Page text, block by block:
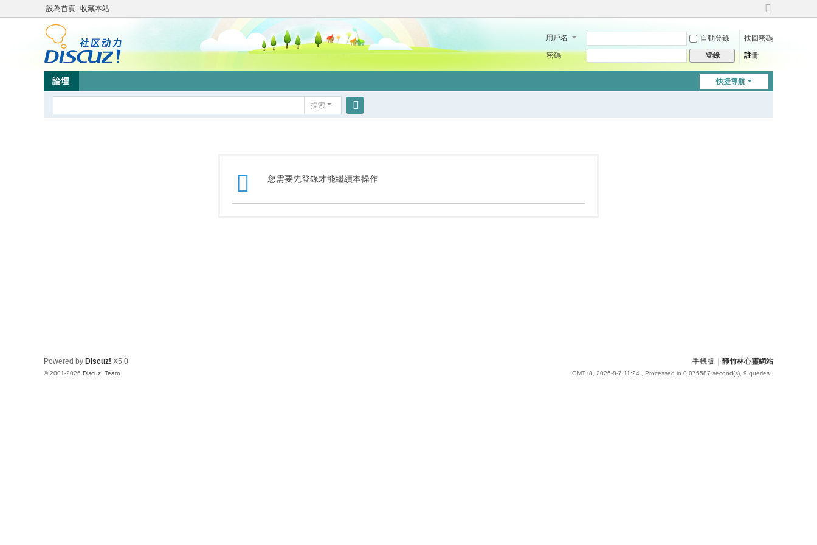
設為首頁 收藏本站
切
到
用戶名 自動登錄
找回密碼
密碼
登錄 註冊
快捷導航
論壇
搜索
您需要先登錄才能繼續本操作
手機版 靜竹林心靈網站
GMT+8, 2026-8-7 11:24 , Processed in 0.075587 second(s), 9 queries .
Powered by Discuz! X5.0
© 2001-2026 Discuz! Team